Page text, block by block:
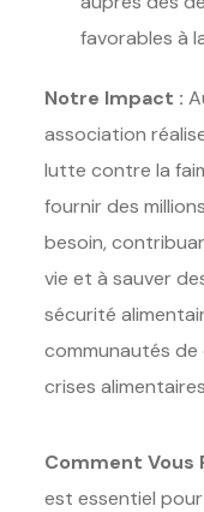
favorables à
Notre Impact :
association
lutte contre la
fournir des
besoin,
vie et à sauver
sécurité
communautés de
crises
Comment Vous
est essentiel